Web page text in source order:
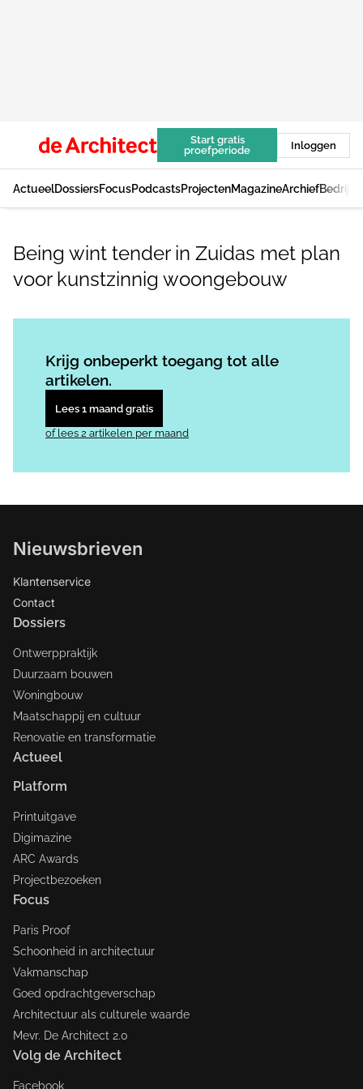
Start gratis
proefperiode
Inloggen
ActueelDossiersFocusPodcastsProjectenMagazineArchief
Being wint tender in Zuidas met plan
voor kunstzinnig woongebouw
Krijg onbeperkt toegang tot alle
artikelen.
Lees 1 maand gratis
of lees 2 artikelen per maand
Nieuwsbrieven
Klantenservice
Contact
Dossiers
Ontwerppraktijk
Duurzaam bouwen
Woningbouw
Maatschappij en cultuur
Renovatie en transformatie
Actueel
Platform
Printuitgave
Digimazine
ARC Awards
Projectbezoeken
Focus
Paris Proof
Schoonheid in architectuur
Vakmanschap
Goed opdrachtgeverschap
Architectuur als culturele waarde
Mevr. De Architect 2.0
Volg de Architect
Facebook